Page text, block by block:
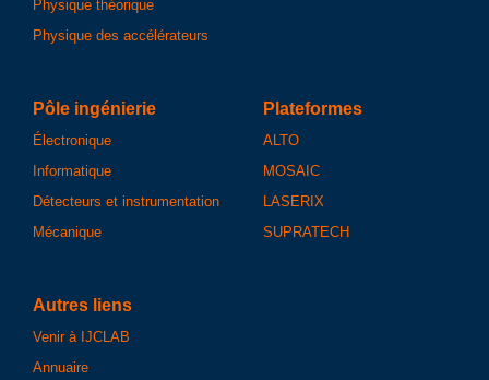
Physique théorique
Physique des accélérateurs
Pôle ingénierie
Électronique
Informatique
Détecteurs et instrumentation
Mécanique
Plateformes
ALTO
MOSAIC
LASERIX
SUPRATECH
Autres liens
Venir à IJCLAB
Annuaire